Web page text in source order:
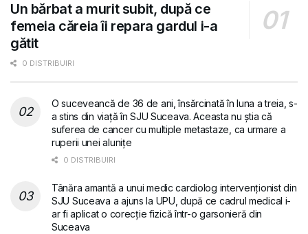
Un bărbat a murit subit, după ce
femeia căreia îi repara gardul i-a
gătit
0 DISTRIBUIRI
O suceveancă de 36 de ani, însărcinată în luna a treia, s-
a stins din viață în SJU Suceava. Aceasta nu știa că
suferea de cancer cu multiple metastaze, ca urmare a
ruperii unei alunițe
0 DISTRIBUIRI
Tânăra amantă a unui medic cardiolog intervenționist din
SJU Suceava a ajuns la UPU, după ce cadrul medical i-
ar fi aplicat o corecție fizică într-o garsonieră din
Suceava